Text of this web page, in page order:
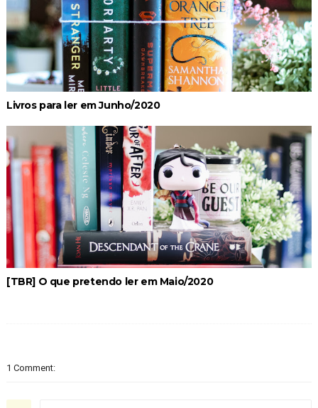
Livros para ler em Junho/2020
[TBR] O que pretendo ler em Maio/2020
1 Comment: